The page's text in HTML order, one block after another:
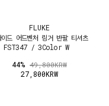
FLUKE
이드 어드벤처 링거 반팔 티셔츠
FST347 / 3Color W
44% 49,800KRW
27,800KRW